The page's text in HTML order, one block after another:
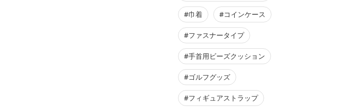
#巾着 #コインケース
#ファスナータイプ
#手首用ビーズクッション
#ゴルフグッズ
#フィギュアストラップ